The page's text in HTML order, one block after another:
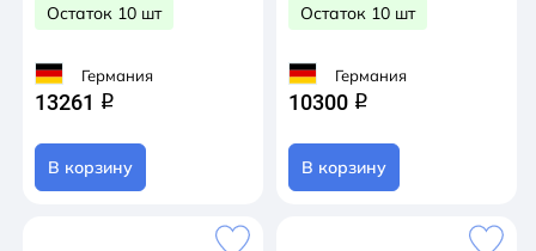
Остаток 10 шт
Германия
13261 q
В корзину
Остаток 10 шт
Германия
10300 q
В корзину